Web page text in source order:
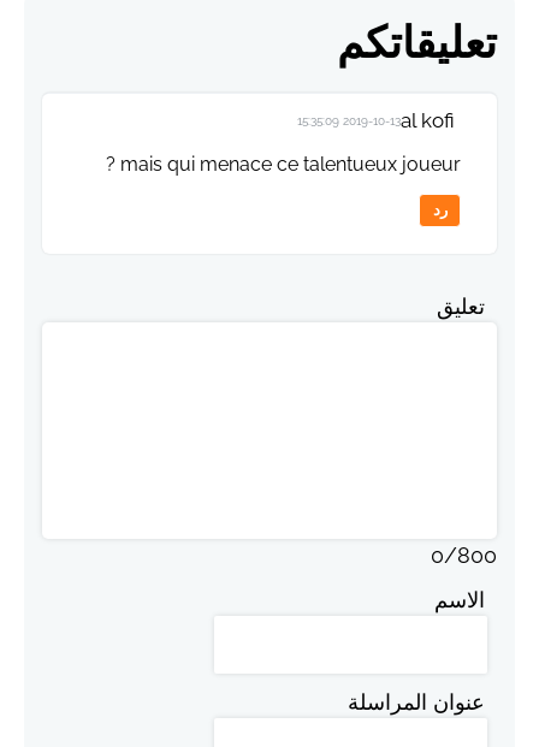
تعليقاتكم
al kofi
2019-10-13 15:35:09
mais qui menace ce talentueux joueur ?
رد
تعليق
0/800
الاسم
عنوان المراسلة